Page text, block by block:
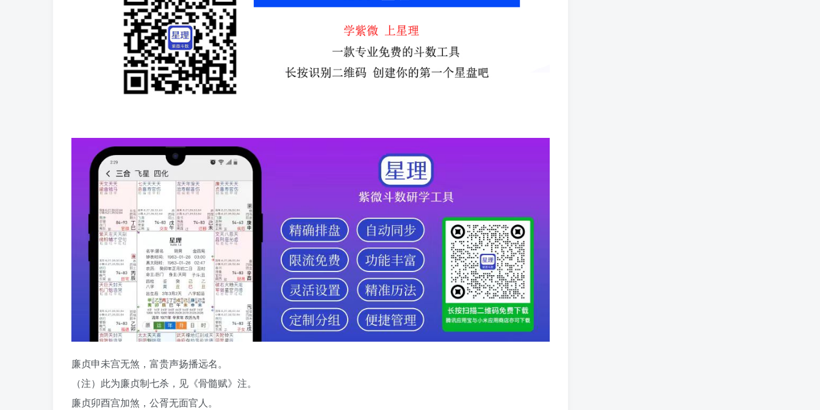
廉贞申未宫无煞，富贵声扬播远名。
（注）此为廉贞制七杀，见《骨髓赋》注。
廉贞卯酉宫加煞，公胥无面官人。